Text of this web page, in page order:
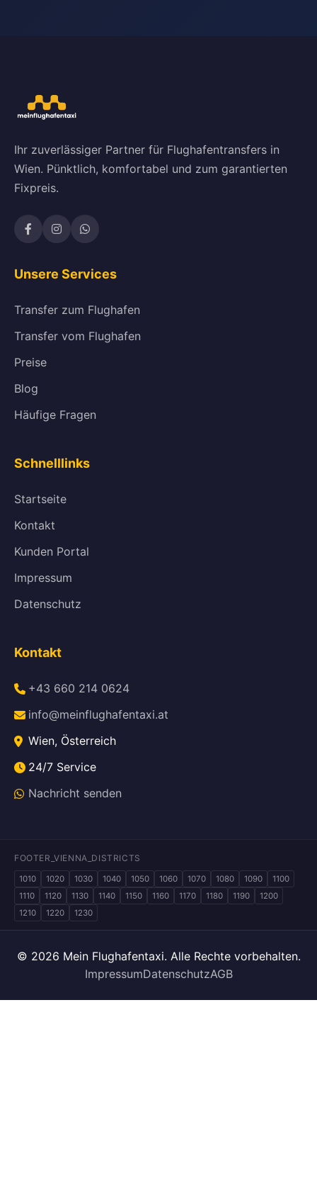
Ihr zuverlässiger Partner für Flughafentransfers in
Wien. Pünktlich, komfortabel und zum garantierten
Fixpreis.
Unsere Services
Transfer zum Flughafen
Transfer vom Flughafen
Preise
Blog
Häufige Fragen
Schnelllinks
Startseite
Kontakt
Kunden Portal
Impressum
Datenschutz
Kontakt
+43 660 214 0624
info@meinflughafentaxi.at
Wien, Österreich
24/7 Service
Nachricht senden
FOOTER_VIENNA_DISTRICTS
1010 1020 1030 1040 1050 1060 1070 1080 1090
1100
1110
1120 1130 1140 1150 1160 1170 1180 1190
1200
1210
1220 1230
© 2026 Mein Flughafentaxi. Alle Rechte vorbehalten.
ImpressumDatenschutzAGB